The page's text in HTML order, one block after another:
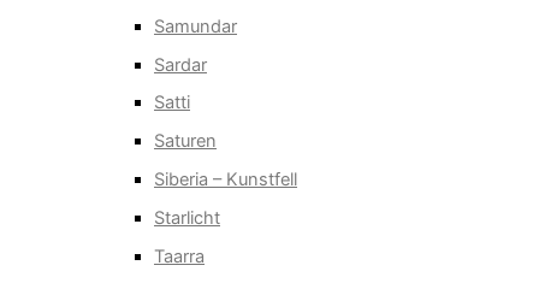
Samundar
Sardar
Satti
Saturen
Siberia – Kunstfell
Starlicht
Taarra